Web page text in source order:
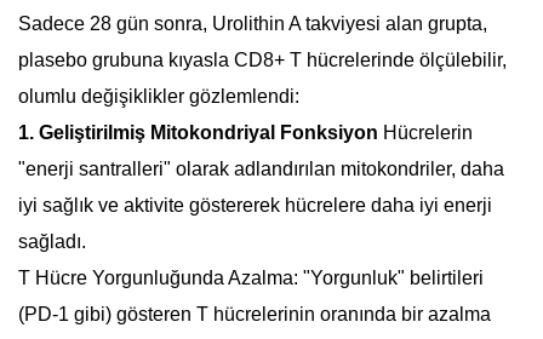
Sadece 28 gün sonra, Urolithin A takviyesi alan grupta,
plasebo grubuna kıyasla CD8+ T hücrelerinde ölçülebilir,
olumlu değişiklikler gözlemlendi:
1. Geliştirilmiş Mitokondriyal Fonksiyon Hücrelerin
"enerji santralleri" olarak adlandırılan mitokondriler, daha
iyi sağlık ve aktivite göstererek hücrelere daha iyi enerji
sağladı.
T Hücre Yorgunluğunda Azalma: "Yorgunluk" belirtileri
(PD-1 gibi) gösteren T hücrelerinin oranında bir azalma